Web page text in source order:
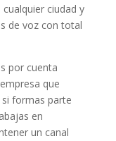
ciudad y
de voz con total
por cuenta
que
formas parte
en
un canal